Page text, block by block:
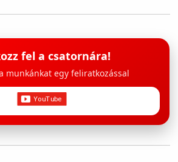
fel a csatornára!
munkánkat egy feliratkozással